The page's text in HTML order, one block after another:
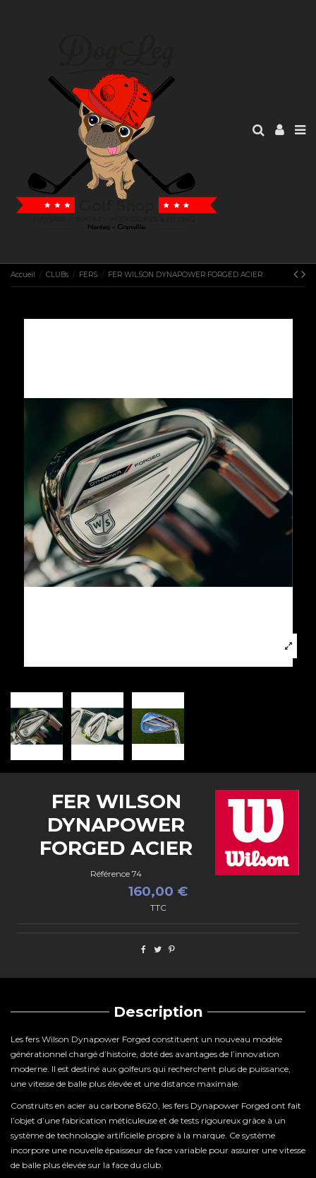
Accueil CLUBs FERS FER WILSON DYNAPOWER FORGED ACIER
FER WILSON
DYNAPOWER
FORGED ACIER
Référence 74
160,00 €
TTC
Description
Les fers Wilson Dynapower Forged constituent un nouveau modèle
générationnel chargé d’histoire, doté des avantages de l’innovation
moderne. Il est destiné aux golfeurs qui recherchent plus de puissance,
une vitesse de balle plus élevée et une distance maximale.
Construits en acier au carbone 8620, les fers Dynapower Forged ont fait
l’objet d’une fabrication méticuleuse et de tests rigoureux grâce à un
système de technologie artificielle propre à la marque. Ce système
incorpore une nouvelle épaisseur de face variable pour assurer une vitesse
de balle plus élevée sur la face du club.